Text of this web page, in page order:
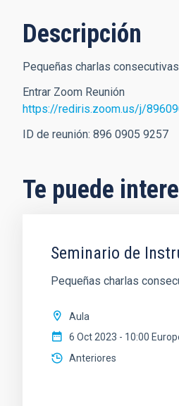
Descripción
Pequeñas charlas
Entrar Zoom Reunión
https://rediris.zoom.us/j/
ID de reunión: 896 0905 9257
Te puede
Seminario de
Pequeñas charlas
Aula
6 Oct 2023 - 10:00
Anteriores